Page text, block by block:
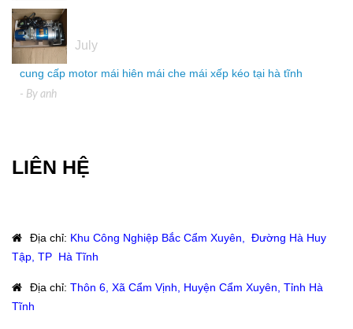
July
cung cấp motor mái hiên mái che mái xếp kéo tại hà tĩnh
- By anh
LIÊN HỆ
Địa chỉ: Khu Công Nghiệp Bắc Cẩm Xuyên, Đường Hà Huy
Tập, TP Hà Tĩnh
Địa chỉ: Thôn 6, Xã Cẩm Vịnh, Huyện Cẩm Xuyên, Tỉnh Hà
Tĩnh